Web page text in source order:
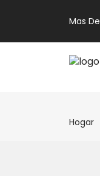
Mas De
Hogar